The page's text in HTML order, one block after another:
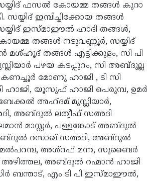
ഫസല്‍ കോയമ്മ തങ്ങള്‍ കുറാ
സയ്യിദ് ഇമ്പിച്ചിക്കോയ തങ്ങള്‍
ഇസ്മാഈല്‍ ഹാദി തങ്ങള്‍,
കോയമ്മ തങ്ങള്‍ നടുവണ്ണൂര്‍, സയ്യിദ്
തങ്ങള്‍ എട്ടിക്കുളം, സി പി
പഴയ കടപ്പുറം, സി അബ്ദുല്ല
കണച്ചൂര്‍ മോണു ഹാജി , ടി സി
ഹാജി, യൂസുഫ് ഹാജി പെരുമ്പ, ഉമര്‍
ബേക്കല്‍ അഹ്ദമ് മുസ്ലിയാര്‍,
അബ്ദുല്‍ ലത്വീഫ് സഅദി
മാസ്റ്റര്‍, പള്ളങ്കോട് അബ്ദുല്‍
അബ്ദുല്‍ റസാഖ് സഅദി, അബ്ദുല്‍
അശ്‌റഫ് മന്ന, സുബൈര്‍
അഴിത്തല, അബ്ദുല്‍ റഹ്മാന്‍ ഹാജി
ബന്താട്, എം ടി പി ഇസ്മാഈല്‍,